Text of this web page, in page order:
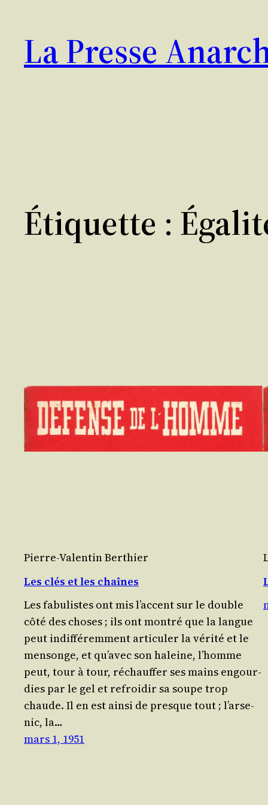
contenu
La Presse
Étiquette :
Pierre-Valentin Berthier
Les clés et les chaînes
Les fabu­listes ont mis l’ac­cent sur le double
côté des choses ; ils ont mon­tré que la langue
peut indif­fé­rem­ment arti­cu­ler la véri­té et le
men­songe, et qu’a­vec son haleine, l’homme
peut, tour à tour, réchauf­fer ses mains engour­
dies par le gel et refroi­dir sa soupe trop
chaude. Il en est ain­si de presque tout ; l’ar­se­
nic, la…
mars 1, 1951